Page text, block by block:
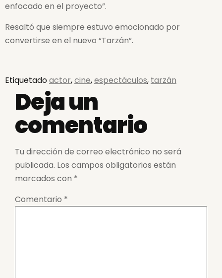
enfocado en el proyecto”.
Resaltó que siempre estuvo emocionado por
convertirse en el nuevo “Tarzán”.
Etiquetadoactor,cine,espectáculos, tarzán
Deja un
comentario
Tu dirección de correo electrónico no será
publicada. Los campos obligatorios están
marcados con *
Comentario *